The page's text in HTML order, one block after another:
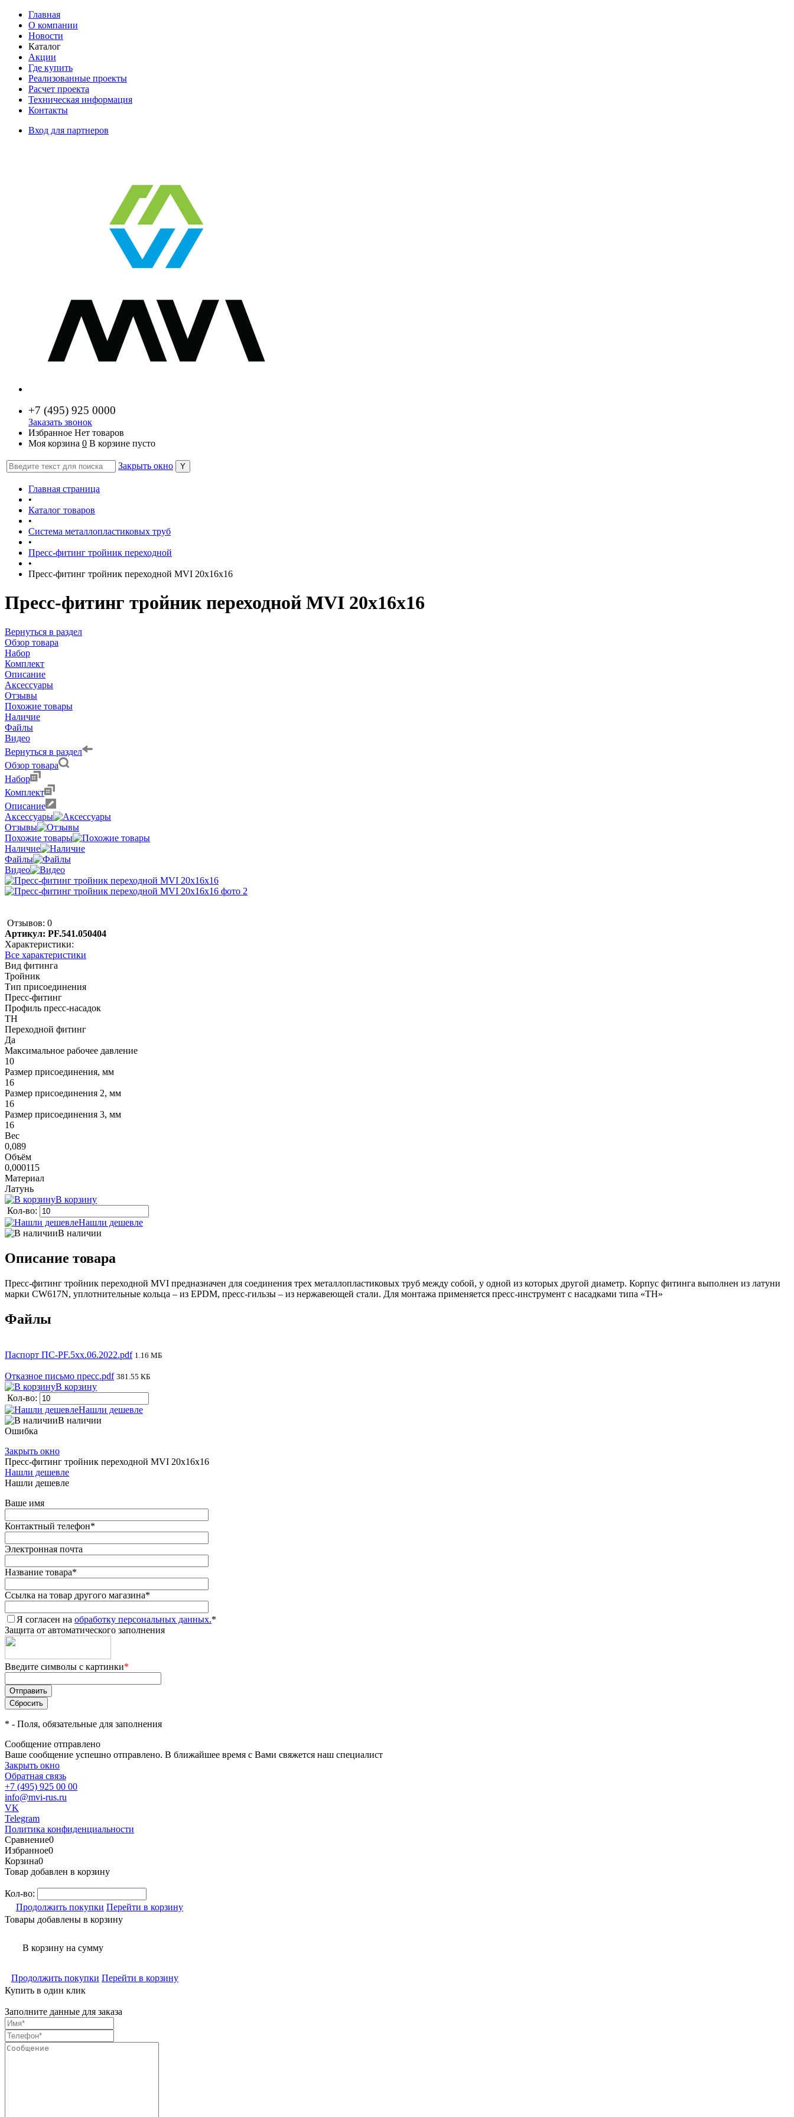
Главная
О компании
Новости
Каталог
Акции
Где купить
Реализованные проекты
Расчет проекта
Техническая информация
Контакты
Вход для партнеров
+7 (495) 925 0000
Заказать звонок
Избранное Нет товаров
Моя корзина 0 В корзине пусто
Закрыть окно
Главная страница
•
Каталог товаров
•
Система металлопластиковых труб
•
Пресс-фитинг тройник переходной
•
Пресс-фитинг тройник переходной MVI 20х16х16
Пресс-фитинг тройник переходной MVI 20х16х16
Вернуться в раздел
Обзор товара
Набор
Комплект
Описание
Аксессуары
Отзывы
Похожие товары
Наличие
Файлы
Видео
Вернуться в раздел
Обзор товара
Набор
Комплект
Описание
Аксессуары
Отзывы
Похожие товары
Наличие
Файлы
Видео
Отзывов: 0
Артикул: PF.541.050404
Характеристики:
Все характеристики
Вид фитинга
Тройник
Тип присоединения
Пресс-фитинг
Профиль пресс-насадок
TH
Переходной фитинг
Да
Максимальное рабочее давление
10
Размер присоединения, мм
16
Размер присоединения 2, мм
16
Размер присоединения 3, мм
16
Вес
0,089
Объём
0,000115
Материал
Латунь
В корзину
Кол-во:
Нашли дешевле
В наличии
Описание товара
Пресс-фитинг тройник переходной MVI предназначен для соединения трех металлопластиковых труб между собой, у одной из которых другой диаметр. Корпус фитинга выполнен из латуни
марки CW617N, уплотнительные кольца – из EPDM, пресс-гильзы – из нержавеющей стали. Для монтажа применяется пресс-инструмент с насадками типа «ТН»
Файлы
Паспорт ПС-PF.5xx.06.2022.pdf 1.16 МБ
Отказное письмо пресс.pdf 381.55 КБ
В корзину
Кол-во:
Нашли дешевле
В наличии
Ошибка
Закрыть окно
Пресс-фитинг тройник переходной MVI 20х16х16
Нашли дешевле
Нашли дешевле
Ваше имя
Контактный телефон*
Электронная почта
Название товара*
Ссылка на товар другого магазина*
Я согласен на обработку персональных данных.*
Защита от автоматического заполнения
Введите символы с картинки*
* - Поля, обязательные для заполнения
Сообщение отправлено
Ваше сообщение успешно отправлено. В ближайшее время с Вами свяжется наш специалист
Закрыть окно
Обратная связь
+7 (495) 925 00 00
info@mvi-rus.ru
VK
Telegram
Политика конфиденциальности
Сравнение0
Избранное0
Корзина0
Товар добавлен в корзину
Кол-во:
Продолжить покупки Перейти в корзину
Товары добавлены в корзину
В корзину на сумму
Продолжить покупки Перейти в корзину
Купить в один клик
Заполните данные для заказа